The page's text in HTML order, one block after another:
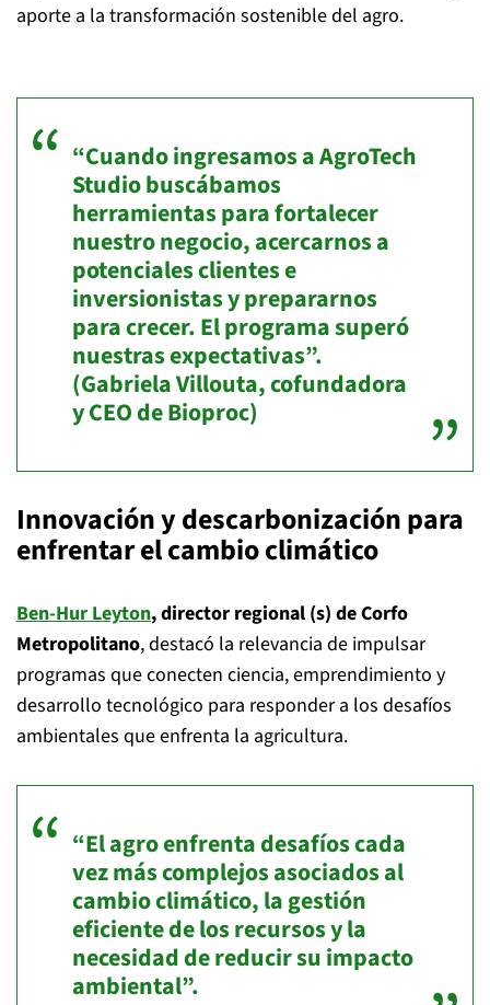
aporte a la transformación sostenible del agro.
“Cuando ingresamos a AgroTech
Studio buscábamos
herramientas para fortalecer
nuestro negocio, acercarnos a
potenciales clientes e
inversionistas y prepararnos
para crecer. El programa superó
nuestras expectativas”.
(Gabriela Villouta, cofundadora
y CEO de Bioproc)
Innovación y descarbonización para
enfrentar el cambio climático
Ben-Hur Leyton, director regional (s) de Corfo
Metropolitano, destacó la relevancia de impulsar
programas que conecten ciencia, emprendimiento y
desarrollo tecnológico para responder a los desafíos
ambientales que enfrenta la agricultura.
“El agro enfrenta desafíos cada
vez más complejos asociados al
cambio climático, la gestión
eficiente de los recursos y la
necesidad de reducir su impacto
ambiental”.